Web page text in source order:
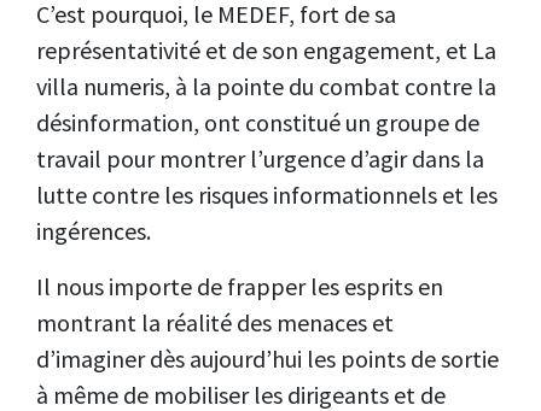
C’est pourquoi, le MEDEF, fort de sa
représentativité et de son engagement, et La
villa numeris, à la pointe du combat contre la
désinformation, ont constitué un groupe de
travail pour montrer l’urgence d’agir dans la
lutte contre les risques informationnels et les
ingérences.
Il nous importe de frapper les esprits en
montrant la réalité des menaces et
d’imaginer dès aujourd’hui les points de sortie
à même de mobiliser les dirigeants et de